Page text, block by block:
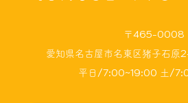
〒465-0008
愛知県名古屋市名東区猪子石
平日/7:00~19:00 土/